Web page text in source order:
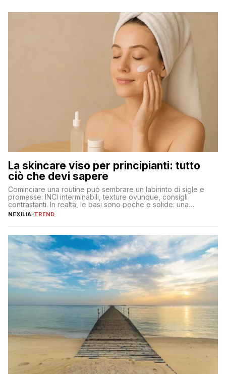
La skincare viso per principianti: tutto
ciò che devi sapere
Cominciare una routine può sembrare un labirinto di sigle e
promesse: INCI interminabili, texture ovunque, consigli
contrastanti. In realtà, le basi sono poche e solide: una
detersione delicata che non impoverisce, un’idratazione
tutto il resto. […]
NEXILIA-TREND